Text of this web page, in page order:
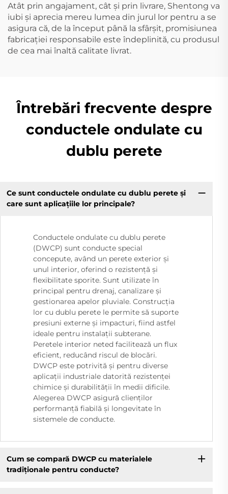
Atât prin angajament, cât și prin livrare, Shentong va
iubi și aprecia mereu lumea din jurul lor pentru a se
asigura că, de la început până la sfârșit, promisiunea
fabricației responsabile este îndeplinită, cu produsul
de cea mai înaltă calitate livrat.
Întrebări frecvente despre
conductele ondulate cu
dublu perete
Ce sunt conductele ondulate cu dublu perete și
care sunt aplicațiile lor principale?
Conductele ondulate cu dublu perete
(DWCP) sunt conducte special
concepute, având un perete exterior și
unul interior, oferind o rezistență și
flexibilitate sporite. Sunt utilizate în
principal pentru drenaj, canalizare și
gestionarea apelor pluviale. Construcția
lor cu dublu perete le permite să suporte
presiuni externe și impacturi, fiind astfel
ideale pentru instalații subterane.
Peretele interior neted facilitează un flux
eficient, reducând riscul de blocări.
DWCP este potrivită și pentru diverse
aplicații industriale datorită rezistenței
chimice și durabilității în medii dificile.
Alegerea DWCP asigură clienților
performanță fiabilă și longevitate în
sistemele de conducte.
Cum se compară DWCP cu materialele
tradiționale pentru conducte?